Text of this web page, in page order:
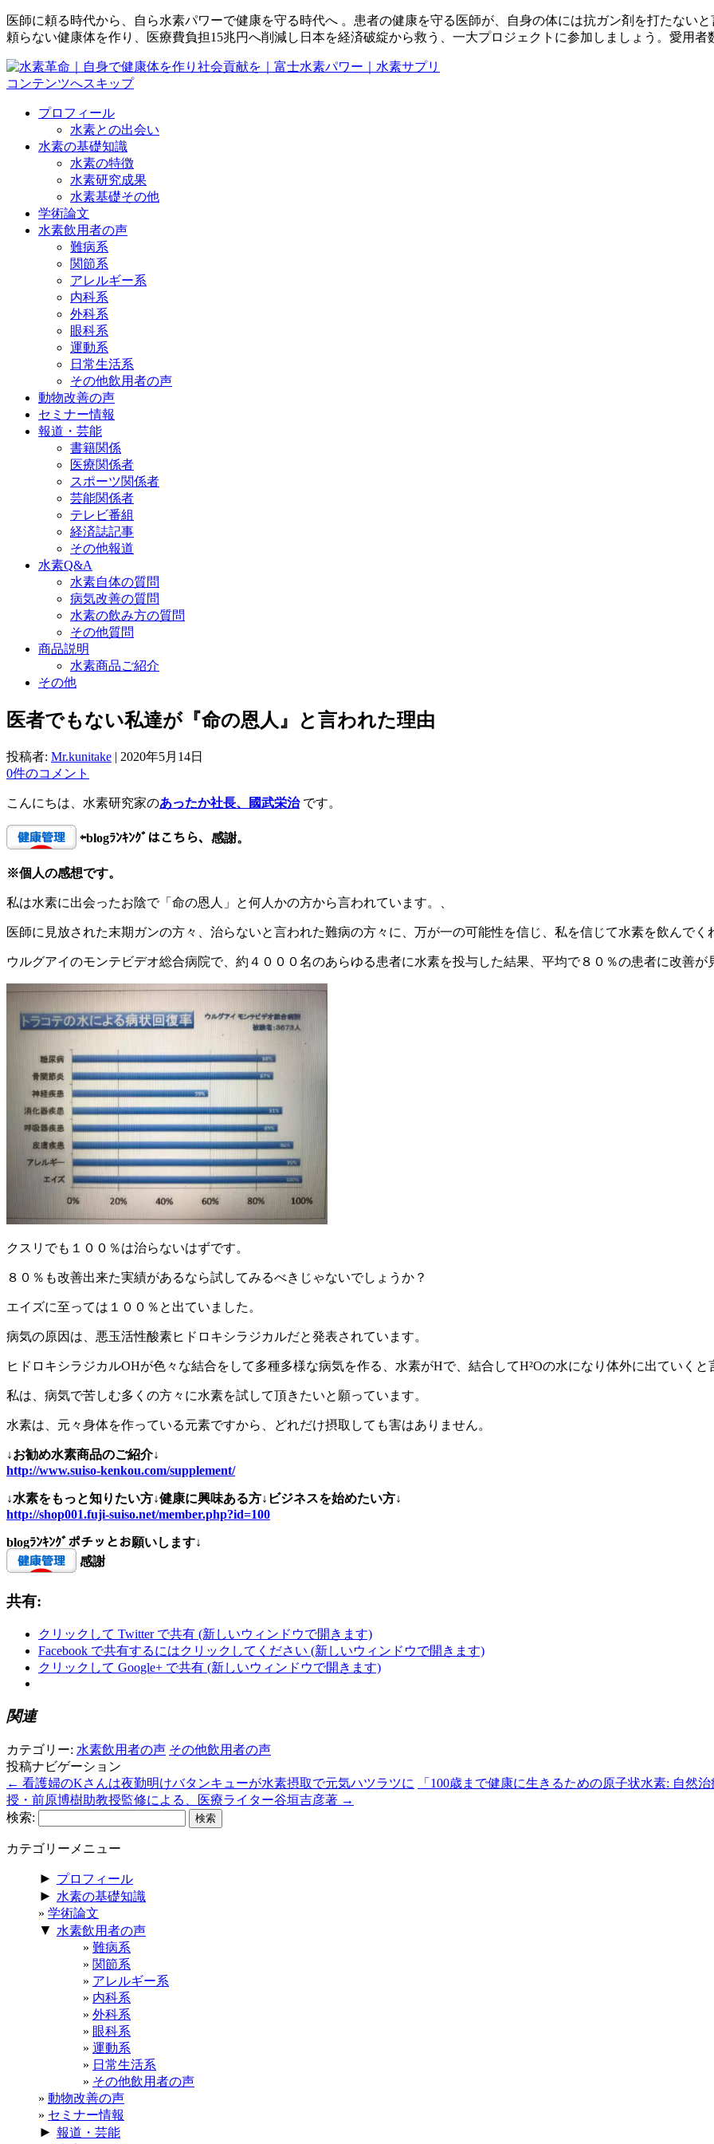
医師に頼る時代から、自ら水素パワーで健康を守る時代へ 。患者の健康を守る医師が、自身の体には抗ガン剤を打たない
頼らない健康体を作り、医療費負担15兆円へ削減し日本を経済破綻から救う、一大プロジェクトに参加しましょう。愛用者
コンテンツへスキップ
プロフィール
水素との出会い
水素の基礎知識
水素の特徴
水素研究成果
水素基礎その他
学術論文
水素飲用者の声
難病系
関節系
アレルギー系
内科系
外科系
眼科系
運動系
日常生活系
その他飲用者の声
動物改善の声
セミナー情報
報道・芸能
書籍関係
医療関係者
スポーツ関係者
芸能関係者
テレビ番組
経済誌記事
その他報道
水素Q&A
水素自体の質問
病気改善の質問
水素の飲み方の質問
その他質問
商品説明
水素商品ご紹介
その他
医者でもない私達が『命の恩人』と言われた理由
投稿者: Mr.kunitake | 2020年5月14日
0件のコメント
こんにちは、水素研究家のあったか社長、國武栄治です。
⇦blogﾗﾝｷﾝｸﾞはこちら、感謝。
※個人の感想です。
私は水素に出会ったお陰で「命の恩人」と何人かの方から言われています。、
医師に見放された末期ガンの方々、治らないと言われた難病の方々に、万が一の可能性を信じ、私を信じて水素を飲んでく
ウルグアイのモンテビデオ総合病院で、約４０００名のあらゆる患者に水素を投与した結果、平均で８０％の患者に改善が
クスリでも１００％は治らないはずです。
８０％も改善出来た実績があるなら試してみるべきじゃないでしょうか？
エイズに至っては１００％と出ていました。
病気の原因は、悪玉活性酸素ヒドロキシラジカルだと発表されています。
ヒドロキシラジカルOHが色々な結合をして多種多様な病気を作る、水素がHで、結合してH²Oの水になり体外に出ていくと
私は、病気で苦しむ多くの方々に水素を試して頂きたいと願っています。
水素は、元々身体を作っている元素ですから、どれだけ摂取しても害はありません。
↓お勧め水素商品のご紹介↓
http://www.suiso-kenkou.com/supplement/
↓水素をもっと知りたい方↓健康に興味ある方↓ビジネスを始めたい方↓
http://shop001.fuji-suiso.net/member.php?id=100
blogﾗﾝｷﾝｸﾞポチッとお願いします↓
感謝
共有:
クリックして Twitter で共有 (新しいウィンドウで開きます)
Facebook で共有するにはクリックしてください (新しいウィンドウで開きます)
クリックして Google+ で共有 (新しいウィンドウで開きます)
関連
カテゴリー: 水素飲用者の声 その他飲用者の声
投稿ナビゲーション
← 看護婦のKさんは夜勤明けバタンキューが水素摂取で元気ハツラツに
「100歳まで健康に生きるための原子状水素: 自然
授・前原博樹助教授監修による、医療ライター谷垣吉彦著 →
検索:
カテゴリーメニュー
► プロフィール
► 水素の基礎知識
学術論文
▼ 水素飲用者の声
難病系
関節系
アレルギー系
内科系
外科系
眼科系
運動系
日常生活系
その他飲用者の声
動物改善の声
セミナー情報
► 報道・芸能